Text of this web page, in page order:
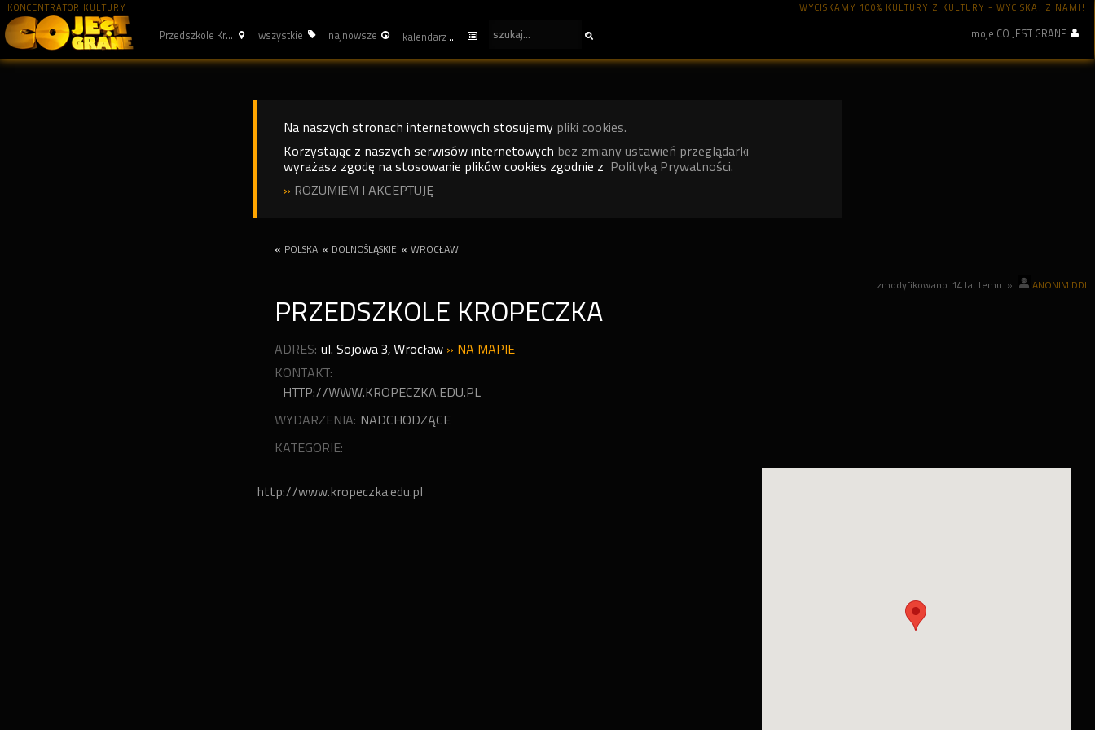
KONCENTRATOR KULTURY WYCISKAMY 100% KULTURY Z KULTURY - WYCISKAJ Z NAMI!
Przedszkole Kr... wszystkie najnowsze kalendarz moje CO JEST GRANE
Na naszych stronach internetowych stosujemy pliki cookies.
Korzystając z naszych serwisów internetowych bez zmiany ustawień przeglądarki
wyrażasz zgodę na stosowanie plików cookies zgodnie z Polityką Prywatności.
» ROZUMIEM I AKCEPTUJĘ
« POLSKA « DOLNOŚLĄSKIE « WROCŁAW
zmodyfikowano 14 lat temu » ANONIM.DDI
PRZEDSZKOLE KROPECZKA
ADRES: ul. Sojowa 3, Wrocław » NA MAPIE
KONTAKT:
HTTP://WWW.KROPECZKA.EDU.PL
WYDARZENIA: NADCHODZĄCE
KATEGORIE:
http://www.kropeczka.edu.pl